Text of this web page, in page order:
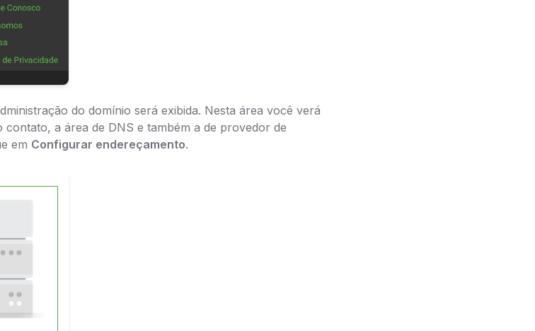
do domínio será exibida. Nesta área você verá
a área de DNS e também a de provedor de
em Configurar endereçamento.